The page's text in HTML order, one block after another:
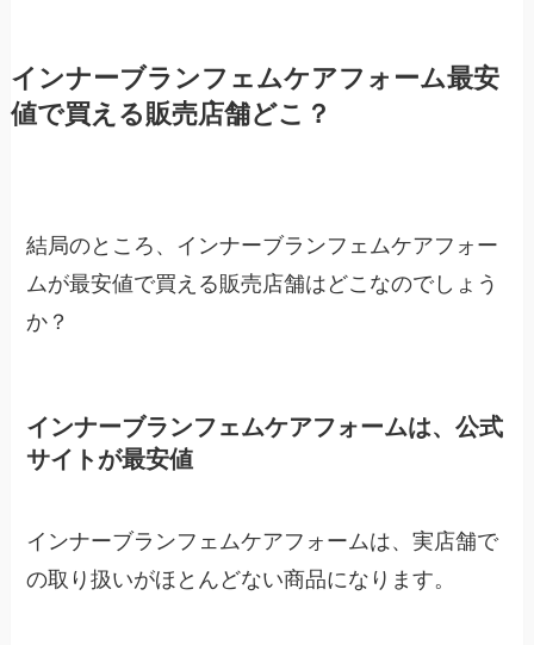
インナーブランフェムケアフォーム最安
値で買える販売店舗どこ？
結局のところ、インナーブランフェムケアフォー
ムが最安値で買える販売店舗はどこなのでしょう
か？
インナーブランフェムケアフォームは、公式
サイトが最安値
インナーブランフェムケアフォームは、実店舗で
の取り扱いがほとんどない商品になります。